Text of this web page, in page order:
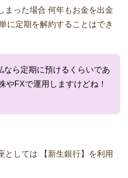
まった場合 何年もお金を出金
に定期を解約することはでき
なら定期に預けるくらいであ
やFXで運用しますけどね！
としては 【新生銀行】を利用